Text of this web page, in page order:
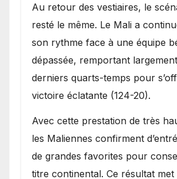
Au retour des vestiaires, le
resté le même. Le Mali a
son rythme face à une équipe
dépassée, remportant
derniers quarts-temps pour
victoire éclatante (124-20).
Avec cette prestation de très
les Maliennes confirment
de grandes favorites pour
titre continental. Ce résultat met